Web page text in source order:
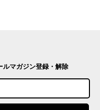
ルマガジン登録・解除